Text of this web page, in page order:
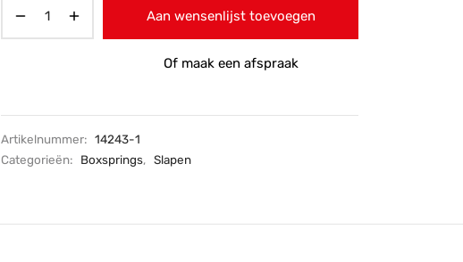
Aan wensenlijst toevoegen
Of maak een afspraak
Artikelnummer: 14243-1
Categorieën:
Boxsprings, Slapen